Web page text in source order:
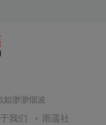
如渺渺烟波
我们 雨遥社